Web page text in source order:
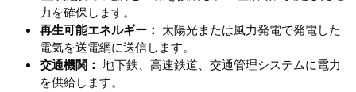
力を確保します。
再生可能エネルギー： 太陽光または風力発電で発電した
電気を送電網に送信します。
交通機関： 地下鉄、高速鉄道、交通管理システムに電力
を供給します。